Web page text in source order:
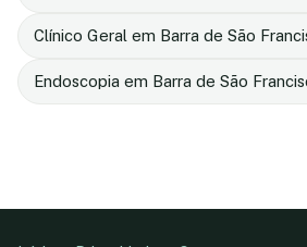
Clínico Geral em Barra de São
Endoscopia em Barra de São